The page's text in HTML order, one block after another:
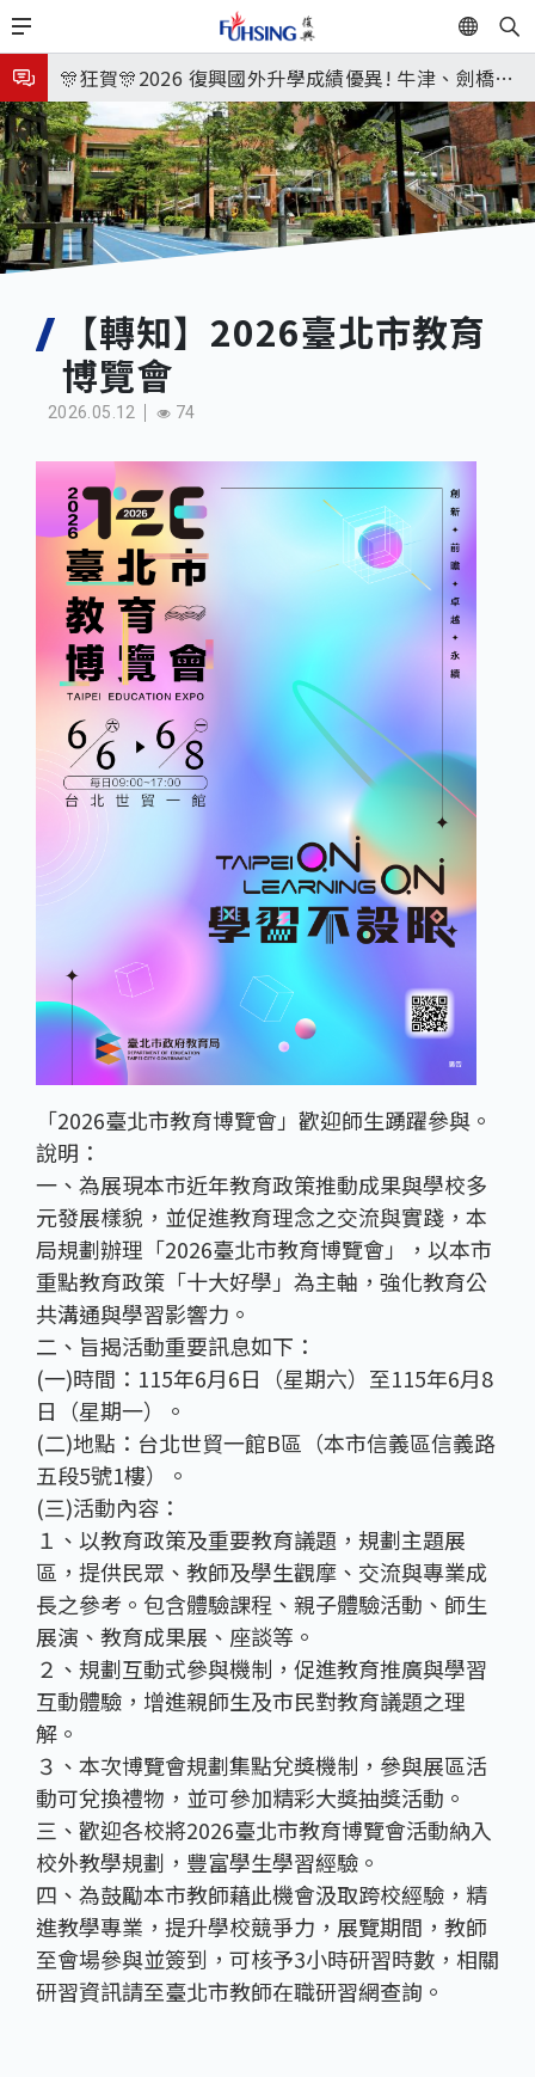
移
至
主
內
容
EN
🎉🎉🎉狂賀! 12望蘇同學榮錄MIT麻省理工學院，本校
連續兩年錄取世界第一學府！
🎊狂賀🎊2026 復興國外升學成績優異! 牛津、劍橋首
次雙星閃耀✨
115年校本部大學榜單再創佳績🎉，32％達醫學系錄
取標準、62%達台大錄取標準。各組合4科60級分9人
🎊
7月27日 中學暑輔開始
8月3日 分科成績公布
🎉🎉🎉狂賀! 12望蘇同學榮錄MIT麻省理工學院，本校
連續兩年錄取世界第一學府！
【轉知】2026臺北市教育
博覽會
2026.05.12 74
「2026臺北市教育博覽會」歡迎師生踴躍參與。
說明：
一、為展現本市近年教育政策推動成果與學校多
元發展樣貌，並促進教育理念之交流與實踐，本
局規劃辦理「2026臺北市教育博覽會」，以本市
重點教育政策「十大好學」為主軸，強化教育公
共溝通與學習影響力。
二、旨揭活動重要訊息如下：
(一)時間：115年6月6日（星期六）至115年6月8
日（星期一）。
(二)地點：台北世貿一館B區（本市信義區信義路
五段5號1樓）。
(三)活動內容：
１、以教育政策及重要教育議題，規劃主題展
區，提供民眾、教師及學生觀摩、交流與專業成
長之參考。包含體驗課程、親子體驗活動、師生
展演、教育成果展、座談等。
２、規劃互動式參與機制，促進教育推廣與學習
互動體驗，增進親師生及市民對教育議題之理
解。
３、本次博覽會規劃集點兌獎機制，參與展區活
動可兌換禮物，並可參加精彩大獎抽獎活動。
三、歡迎各校將2026臺北市教育博覽會活動納入
校外教學規劃，豐富學生學習經驗。
四、為鼓勵本市教師藉此機會汲取跨校經驗，精
進教學專業，提升學校競爭力，展覽期間，教師
至會場參與並簽到，可核予3小時研習時數，相關
研習資訊請至臺北市教師在職研習網查詢。